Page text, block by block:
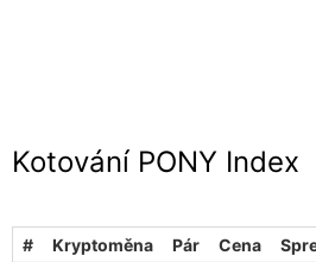
Kotování PONY Index
# Kryptoměna Pár Cena